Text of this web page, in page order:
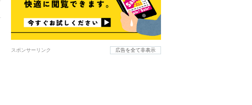
スポンサーリンク 広告を全て非表示